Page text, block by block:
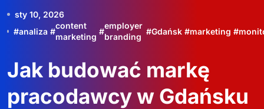
sty 10, 2026
#analiza #
content
marketing
#
employer
branding
#Gdańsk #marketing #
Jak budować markę
pracodawcy w Gdańsku